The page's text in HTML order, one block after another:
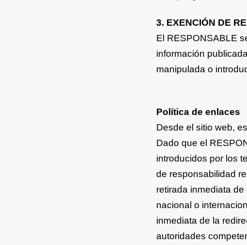
3. EXENCIÓN DE
El RESPONSABLE
información
manipulada o
Política de enlaces
Desde el sitio web,
Dado que el
introducidos por los
de responsabilidad
retirada inmediata de
nacional o
inmediata de la
autoridades